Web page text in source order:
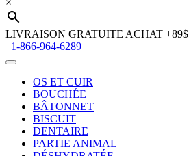
navigation
×
LIVRAISON GRATUITE ACHAT +89$
1-866-964-6289
OS ET CUIR
BOUCHÉE
BÂTONNET
BISCUIT
DENTAIRE
PARTIE ANIMAL